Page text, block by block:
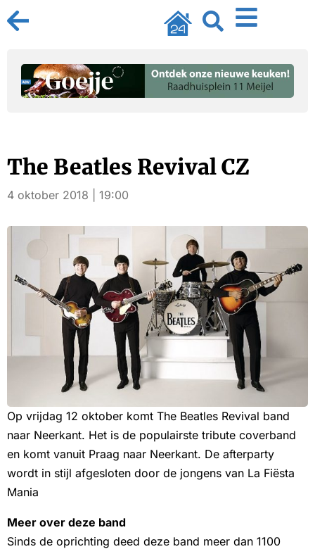
The Beatles Revival CZ
4 oktober 2018 | 19:00
Op vrijdag 12 oktober komt The Beatles Revival band
naar Neerkant. Het is de populairste tribute coverband
en komt vanuit Praag naar Neerkant. De afterparty
wordt in stijl afgesloten door de jongens van La Fiësta
Mania
Meer over deze band
Sinds de oprichting deed deze band meer dan 1100